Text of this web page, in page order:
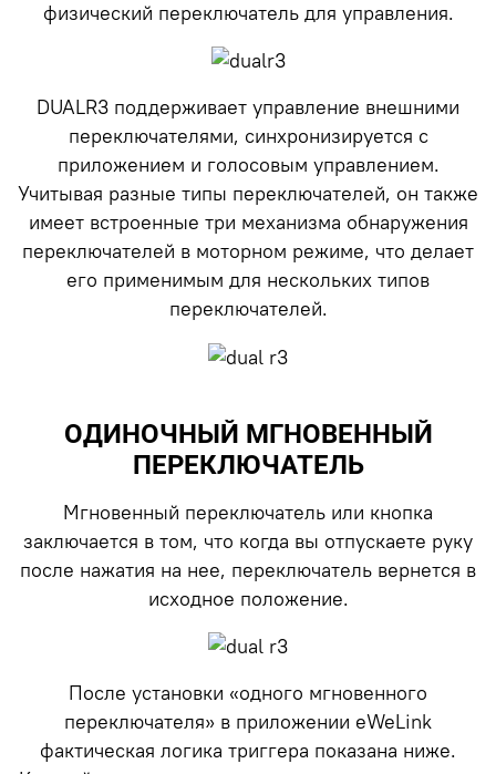
физический переключатель для управления.
DUALR3 поддерживает управление внешними
переключателями, синхронизируется с
приложением и голосовым управлением.
Учитывая разные типы переключателей, он также
имеет встроенные три механизма обнаружения
переключателей в моторном режиме, что делает
его применимым для нескольких типов
переключателей.
ОДИНОЧНЫЙ МГНОВЕННЫЙ
ПЕРЕКЛЮЧАТЕЛЬ
Мгновенный переключатель или кнопка
заключается в том, что когда вы отпускаете руку
после нажатия на нее, переключатель вернется в
исходное положение.
После установки «одного мгновенного
переключателя» в приложении eWeLink
фактическая логика триггера показана ниже.